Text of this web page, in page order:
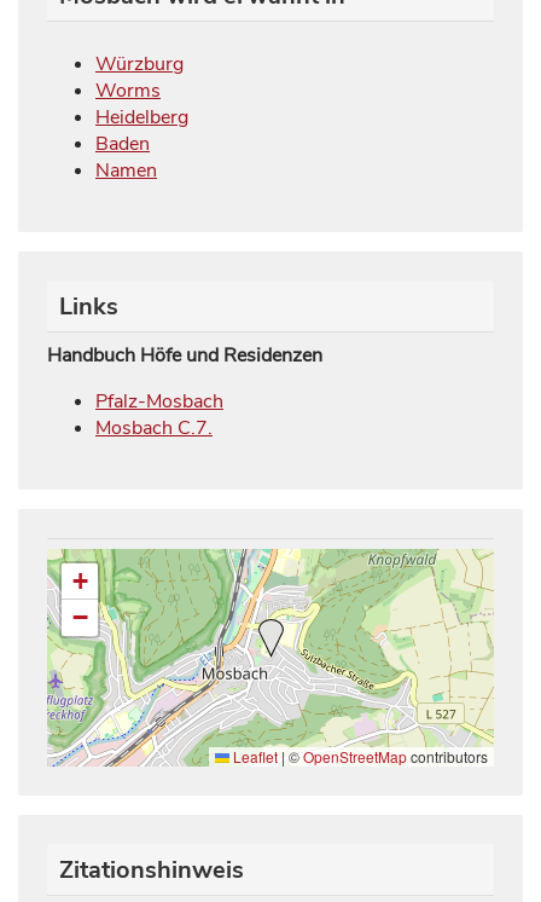
Würzburg
Worms
Heidelberg
Baden
Namen
Links
Handbuch Höfe und Residenzen
Pfalz-Mosbach
Mosbach C.7.
+
−
Leaflet |©OpenStreetMapcontributors
Zitationshinweis